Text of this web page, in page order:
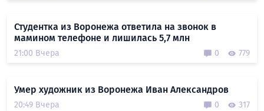
Студентка из Воронежа ответила на звонок в
мамином телефоне и лишилась 5,7 млн
21:00 Вчера 0 779
Умер художник из Воронежа Иван Александров
20:49 Вчера 0 317